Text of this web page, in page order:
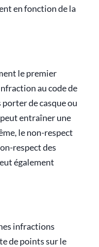
en fonction de la
le premier
au code de
porter de casque ou
entraîner une
le non-respect
respect des
également
infractions
de points sur le